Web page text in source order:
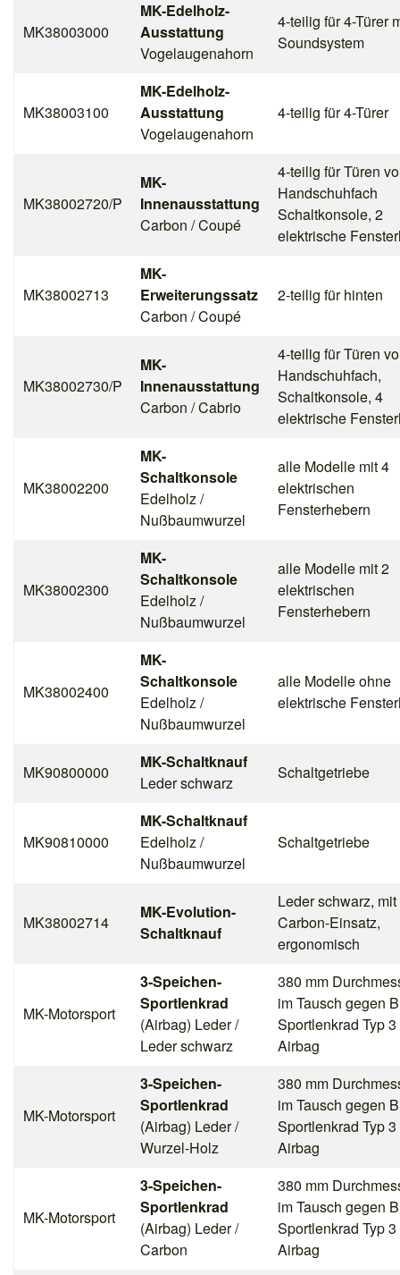
MK38003000
MK-Edelholz-
Ausstattung
Vogelaugenahorn
4-teilig für 4-Türer
Soundsystem
MK38003100
MK-Edelholz-
Ausstattung
Vogelaugenahorn
4-teilig für 4-Türer
MK38002720/P
MK-
Innenausstattung
Carbon / Coupé
4-teilig für Türen
Handschuhfach
Schaltkonsole, 2
elektrische
MK38002713
MK-
Erweiterungssatz
Carbon / Coupé
2-teilig für hinten
MK38002730/P
MK-
Innenausstattung
Carbon / Cabrio
4-teilig für Türen
Handschuhfach,
Schaltkonsole, 4
elektrische
MK38002200
MK-
Schaltkonsole
Edelholz /
Nußbaumwurzel
alle Modelle mit 4
elektrischen
Fensterhebern
MK38002300
MK-
Schaltkonsole
Edelholz /
Nußbaumwurzel
alle Modelle mit 2
elektrischen
Fensterhebern
MK38002400
MK-
Schaltkonsole
Edelholz /
Nußbaumwurzel
alle Modelle ohne
elektrische
MK90800000
MK-Schaltknauf
Leder schwarz
Schaltgetriebe
MK90810000
MK-Schaltknauf
Edelholz /
Nußbaumwurzel
Schaltgetriebe
MK38002714
MK-Evolution-
Schaltknauf
Leder schwarz, mit
Carbon-Einsatz,
ergonomisch
MK-Motorsport
3-Speichen-
Sportlenkrad
(Airbag) Leder /
Leder schwarz
380 mm
im Tausch gegen
Sportlenkrad Typ 3
Airbag
MK-Motorsport
3-Speichen-
Sportlenkrad
(Airbag) Leder /
Wurzel-Holz
380 mm
im Tausch gegen
Sportlenkrad Typ 3
Airbag
MK-Motorsport
3-Speichen-
Sportlenkrad
(Airbag) Leder /
Carbon
380 mm
im Tausch gegen
Sportlenkrad Typ 3
Airbag